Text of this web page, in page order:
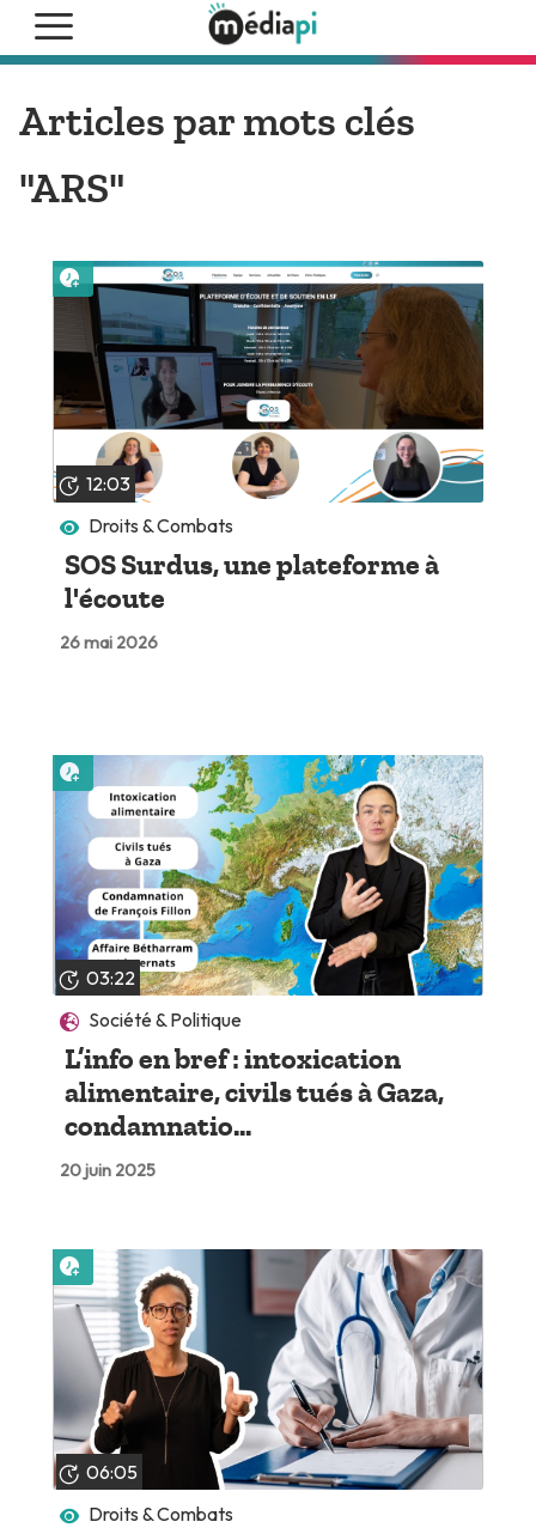
Articles par mots clés
"ARS"
12:03
Droits & Combats
SOS Surdus, une plateforme à
l'écoute
26 mai 2026
Lire plus tard
03:22
Société & Politique
L’info en bref : intoxication
alimentaire, civils tués à Gaza,
condamnatio...
20 juin 2025
Lire plus tard
06:05
Droits & Combats
Lire plus tard